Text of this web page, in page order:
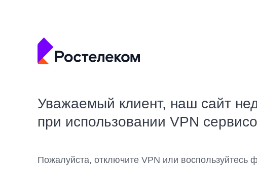
Уважаемый клиент, наш сайт
при использовании VPN
Пожалуйста, отключите VPN или воспользуйтесь